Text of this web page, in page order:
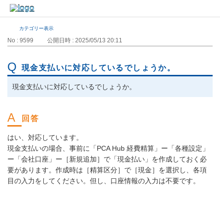
カテゴリー表示
No : 9599 公開日時 : 2025/05/13 20:11
現金支払いに対応しているでしょうか。
現金支払いに対応しているでしょうか。
はい、対応しています。
現金支払いの場合、事前に「PCA Hub 経費精算」ー「各種設定」
ー「会社口座」ー［新規追加］で「現金払い」を作成しておく必
要があります。作成時は［精算区分］で［現金］を選択し、各項
目の入力をしてください。但し、口座情報の入力は不要です。